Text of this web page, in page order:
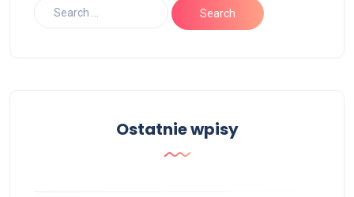
Ostatnie wpisy